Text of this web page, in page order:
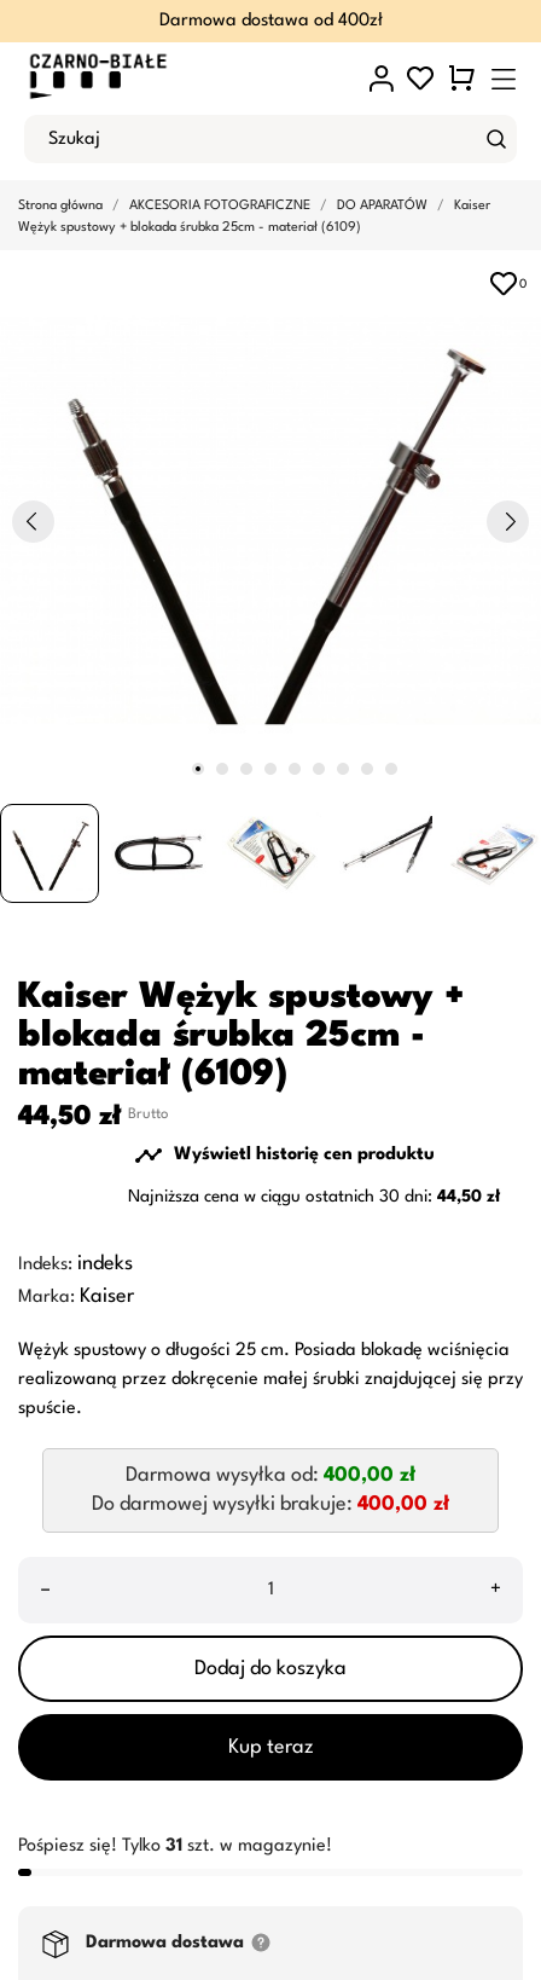
Darmowa dostawa od 400zł
Strona główna AKCESORIA FOTOGRAFICZNE DO APARATÓW
Kaiser
Wężyk spustowy + blokada śrubka 25cm - materiał (6109)
0
Kaiser Wężyk spustowy +
blokada śrubka 25cm -
materiał (6109)
44,50 zł Brutto
 Wyświetl historię cen produktu
Najniższa cena w ciągu ostatnich 30 dni: 44,50 zł
Indeks: indeks
Marka: Kaiser
Wężyk spustowy o długości 25 cm. Posiada blokadę wciśnięcia
realizowaną przez dokręcenie małej śrubki znajdującej się przy
spuście.
Darmowa wysyłka od: 400,00 zł
Do darmowej wysyłki brakuje: 400,00 zł
– +
Dodaj do koszyka
Kup teraz
Pośpiesz się! Tylko 31 szt. w magazynie!
Darmowa dostawa